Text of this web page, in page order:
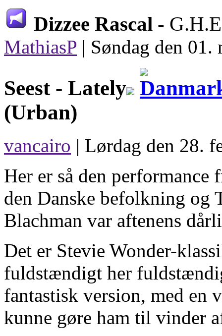
Dizzee Rascal -
MathiasP | Søndag den
Seest - Lately
(Urban)
vancairo | Lørdag den 28.
Her er så den
den Danske befolkning og
Blachman var aftenens
Det er Stevie Wonder-
fuldstændigt her
fantastisk version, med en
kunne gøre ham til vinder